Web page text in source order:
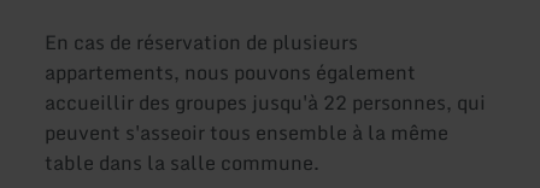
En cas de réservation de plusieurs
appartements, nous pouvons également
accueillir des groupes jusqu'à 22 personnes, qui
peuvent s'asseoir tous ensemble à la même
table dans la salle commune.